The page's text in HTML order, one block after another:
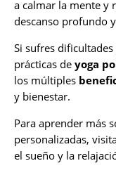
a calmar la mente y
descanso profundo
Si sufres
prácticas de yoga
los múltiples
y bienestar.
Para aprender más
personalizadas,
el sueño y la